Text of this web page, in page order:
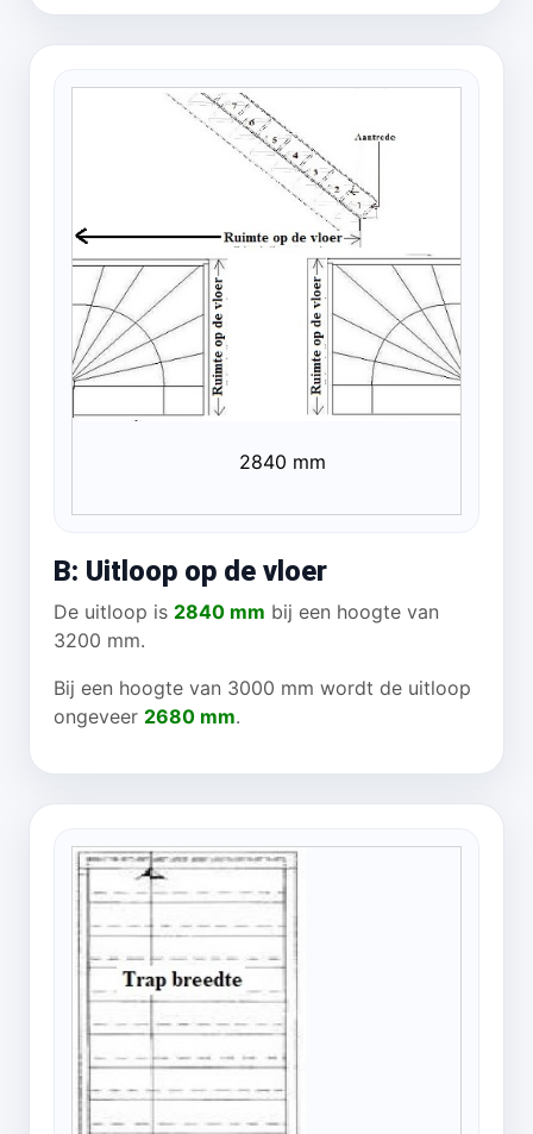
2840 mm
B: Uitloop op de vloer
De uitloop is 2840 mm bij een hoogte van
3200 mm.
Bij een hoogte van 3000 mm wordt de uitloop
ongeveer 2680 mm.